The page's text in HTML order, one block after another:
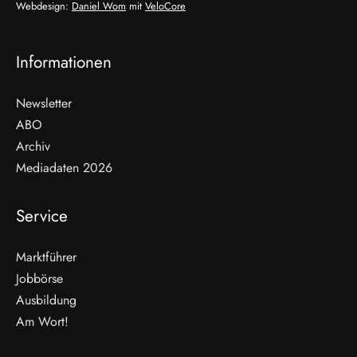
Webdesign: Daniel Wom mit VeloCore
Informationen
Newsletter
ABO
Archiv
Mediadaten 2026
Service
Marktführer
Jobbörse
Ausbildung
Am Wort!